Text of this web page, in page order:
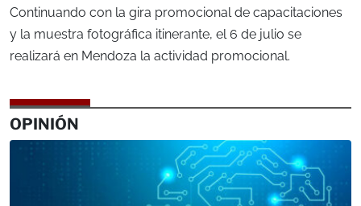
Continuando con la gira promocional de capacitaciones
y la muestra fotográfica itinerante, el 6 de julio se
realizará en Mendoza la actividad promocional.
OPINIÓN